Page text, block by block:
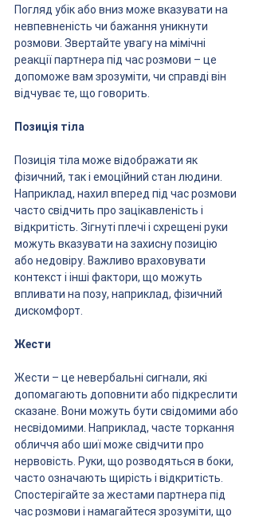
Погляд убік або вниз може вказувати на
невпевненість чи бажання уникнути
розмови. Звертайте увагу на мімічні
реакції партнера під час розмови – це
допоможе вам зрозуміти, чи справді він
відчуває те, що говорить.
Позиція тіла
Позиція тіла може відображати як
фізичний, так і емоційний стан людини.
Наприклад, нахил вперед під час розмови
часто свідчить про зацікавленість і
відкритість. Зігнуті плечі і схрещені руки
можуть вказувати на захисну позицію
або недовіру. Важливо враховувати
контекст і інші фактори, що можуть
впливати на позу, наприклад, фізичний
дискомфорт.
Жести
Жести – це невербальні сигнали, які
допомагають доповнити або підкреслити
сказане. Вони можуть бути свідомими або
несвідомими. Наприклад, часте торкання
обличчя або шиї може свідчити про
нервовість. Руки, що розводяться в боки,
часто означають щирість і відкритість.
Спостерігайте за жестами партнера під
час розмови і намагайтеся зрозуміти, що